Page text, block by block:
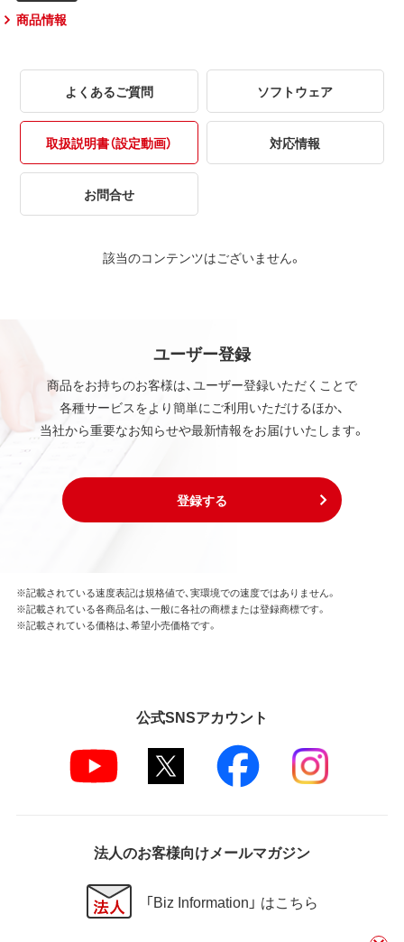
商品情報
よくあるご質問 ソフトウェア
取扱説明書（設定動画） 対応情報
お問合せ
該当のコンテンツはございません。
ユーザー登録
商品をお持ちのお客様は、ユーザー登録いただくことで
各種サービスをより簡単にご利用いただけるほか、
当社から重要なお知らせや最新情報をお届けいたします。
登録する
※記載されている速度表記は規格値で、実環境での速度ではありません。
※記載されている各商品名は、一般に各社の商標または登録商標です。
※記載されている価格は、希望小売価格です。
公式SNSアカウント
法人のお客様向けメールマガジン
「Biz Information」 はこちら